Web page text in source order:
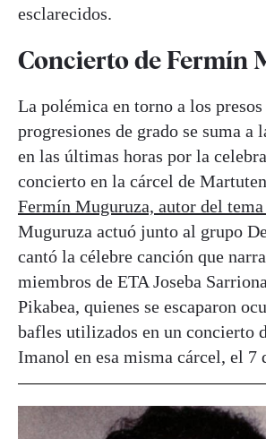
esclarecidos.
Concierto de Fermín
La polémica en torno a los presos
progresiones de grado se suma a
en las últimas horas por la
concierto en la cárcel de
Fermín Muguruza, autor del
Muguruza actuó junto al grupo
cantó la célebre canción que
miembros de ETA Joseba
Pikabea, quienes se escaparon
bafles utilizados en un concierto
Imanol en esa misma cárcel, el 7